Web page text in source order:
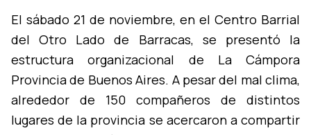
El sábado 21 de noviembre, en el Centro Barrial
del Otro Lado de Barracas, se presentó la
estructura organizacional de La Cámpora
Provincia de Buenos Aires. A pesar del mal clima,
alrededor de 150 compañeros de distintos
lugares de la provincia se acercaron a compartir